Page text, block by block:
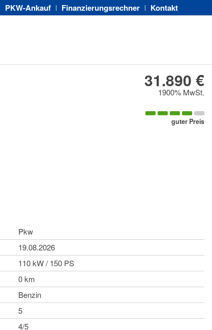
PKW-Ankauf Finanzierungsrechner Kontakt
31.890 €
1900% MwSt.
guter Preis
Pkw
19.08.2026
110 kW / 150 PS
0 km
Benzin
5
4/5